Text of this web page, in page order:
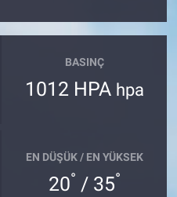
BASINÇ
1012 HPA hpa
EN DÜŞÜK / EN YÜKSEK
20° / 35°